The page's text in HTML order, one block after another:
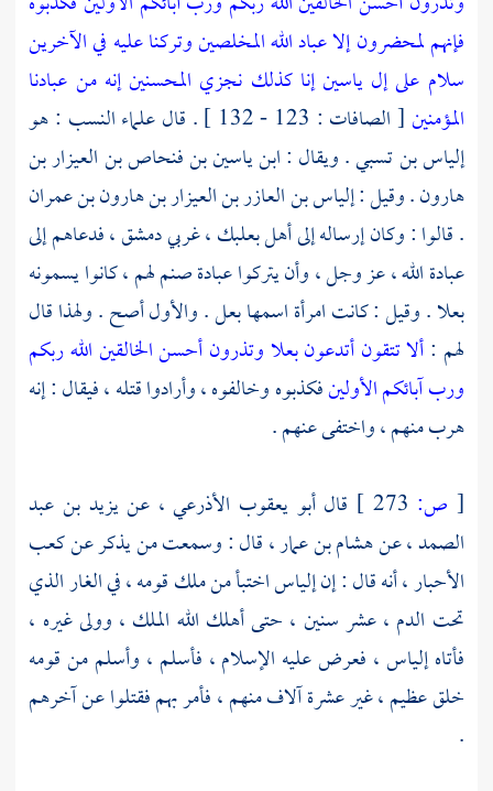
فإنهم لمحضرون إلا عباد الله المخلصين وتركنا عليه في الآخرين
سلام على إل ياسين إنا كذلك نجزي المحسنين إنه من عبادنا
المؤمنين[ الصافات : 123 - 132 ] . قال علماء النسب : هو
إلياس بن تسبي. ويقال :ابن ياسين بن فنحاص بن العيزار بن
هارون. وقيل :إلياس بن العازر بن العيزار بن هارون بن عمران
. قالوا : وكان إرساله إلى أهلبعلبك، غربيدمشق، فدعاهم إلى
عبادة الله ، عز وجل ، وأن يتركوا عبادة صنم لهم ، كانوا يسمونه
بعلا . وقيل : كانت امرأة اسمها بعل . والأول أصح . ولهذا قال
لهم :ألا تتقون أتدعون بعلا وتذرون أحسن الخالقين الله ربكم
ورب آبائكم الأولينفكذبوه وخالفوه ، وأرادوا قتله ، فيقال : إنه
هرب منهم ، واختفى عنهم .
[ ص: قالأبو يعقوب الأذرعي ، عنيزيد بن عبد
الصمد، عنهشام بن عمار ،قال : وسمعت من يذكر عنكعب
الأحبار، أنه قال : إنإلياساختبأ من ملك قومه ، في الغار الذي
تحت الدم ، عشر سنين ، حتى أهلك الله الملك ، وولى غيره ،
فأتاهإلياس، فعرض عليه الإسلام ، فأسلم ، وأسلم من قومه
خلق عظيم ، غير عشرة آلاف منهم ، فأمر بهم فقتلوا عن آخرهم
.